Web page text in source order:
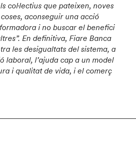
col·lectius que pateixen, noves
aconseguir una acció
i no buscar el benefici
En definitiva, Fiare Banca
les desigualtats del sistema, a
laboral, l’ajuda cap a un model
i qualitat de vida, i el comerç